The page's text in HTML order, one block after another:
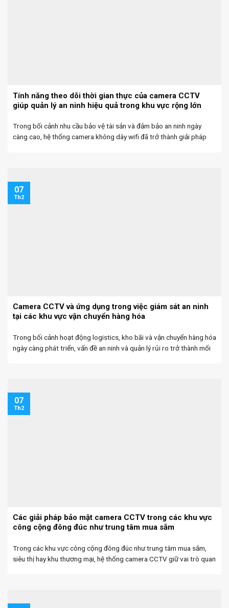
Tính năng theo dõi thời gian thực của camera CCTV
giúp quản lý an ninh hiệu quả trong khu vực rộng lớn
Trong bối cảnh nhu cầu bảo vệ tài sản và đảm bảo an ninh ngày
càng cao, hệ thống camera không dây wifi đã trở thành giải pháp
Camera CCTV và ứng dụng trong việc giám sát an ninh
tại các khu vực vận chuyển hàng hóa
Trong bối cảnh hoạt động logistics, kho bãi và vận chuyển hàng hóa
ngày càng phát triển, vấn đề an ninh và quản lý rủi ro trở thành mối
07
Th2
Các giải pháp bảo mật camera CCTV trong các khu vực
công cộng đông đúc như trung tâm mua sắm
Trong các khu vực công cộng đông đúc như trung tâm mua sắm,
siêu thị hay khu thương mại, hệ thống camera CCTV giữ vai trò quan
07
Th2